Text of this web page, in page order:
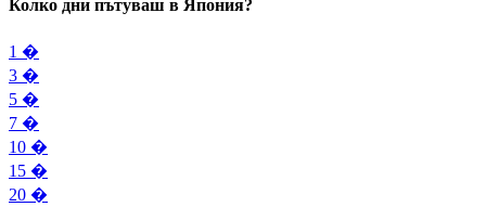
Колко дни пътуваш в Япония?
1 �
3 �
5 �
7 �
10 �
15 �
20 �